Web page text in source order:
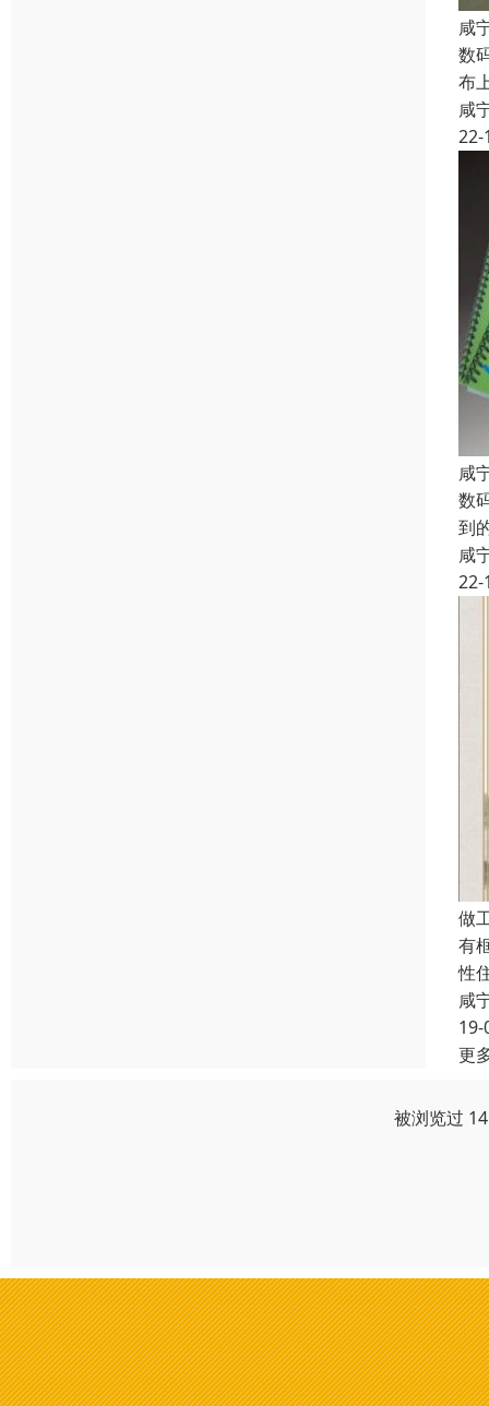
咸
数
布
咸
22-
咸
数
到
咸
22-
做
有
性
咸
19-
更
被浏览过